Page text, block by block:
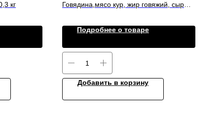
кг
Говядина,мясо кур, жир говяжий, сыр
Подробнее о товаре
Добавить в корзину